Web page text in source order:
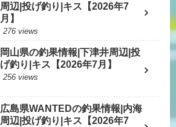
周辺|投げ釣り|キス【2026年7
月】
276 views
岡山県の釣果情報|下津井周辺|投
げ釣り|キス【2026年7月】
256 views
広島県WANTEDの釣果情報|内海
周辺|投げ釣り|キス【2026年7